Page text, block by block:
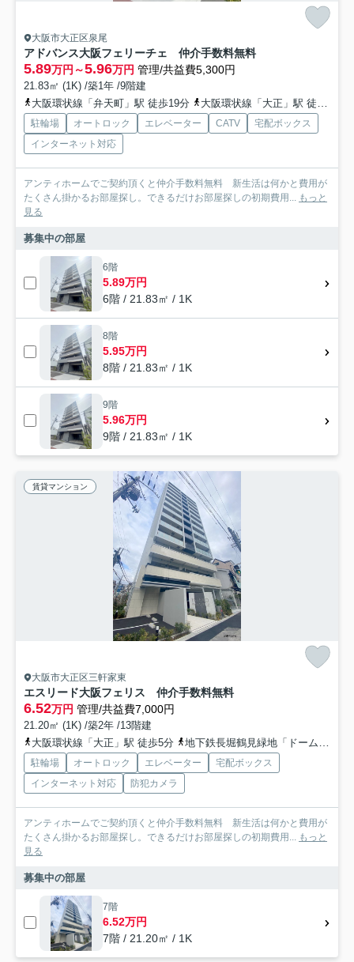
大阪市大正区泉尾
アドバンス大阪フェリーチェ 仲介手数料無料
5.89万円～5.96万円 管理/共益費5,300円
21.83㎡ (1K) /築1年 /9階建
大阪環状線「弁天町」駅 徒歩19分
大阪環状線「大正」駅 徒歩20分
駐輪場 オートロック エレベーター CATV
宅配ボックス
インターネット対応
アンティホームでご契約頂くと仲介手数料無料 新生活は何かと費用が
たくさん掛かるお部屋探し。できるだけお部屋探しの初期費用...
もっと
見る
募集中の部屋
6階
5.89万円
6階 / 21.83㎡ / 1K
8階
5.95万円
8階 / 21.83㎡ / 1K
9階
5.96万円
9階 / 21.83㎡ / 1K
賃貸マンション
大阪市大正区三軒家東
エスリード大阪フェリス 仲介手数料無料
6.52万円 管理/共益費7,000円
21.20㎡ (1K) /築2年 /13階建
大阪環状線「大正」駅 徒歩5分
地下鉄長堀鶴見緑地「ドーム前千代崎」駅 徒歩12分
駐輪場 オートロック エレベーター
宅配ボックス
インターネット対応
防犯カメラ
アンティホームでご契約頂くと仲介手数料無料 新生活は何かと費用が
たくさん掛かるお部屋探し。できるだけお部屋探しの初期費用...
もっと
見る
募集中の部屋
7階
6.52万円
7階 / 21.20㎡ / 1K